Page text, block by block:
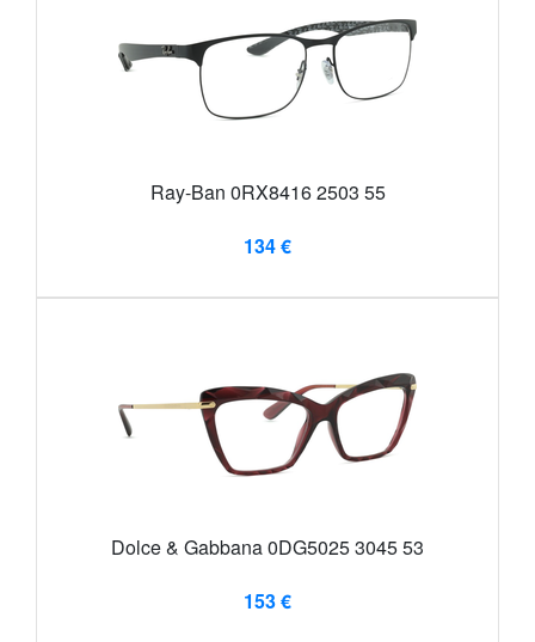
Ray-Ban 0RX8416 2503 55
134 €
Dolce & Gabbana 0DG5025 3045 53
153 €